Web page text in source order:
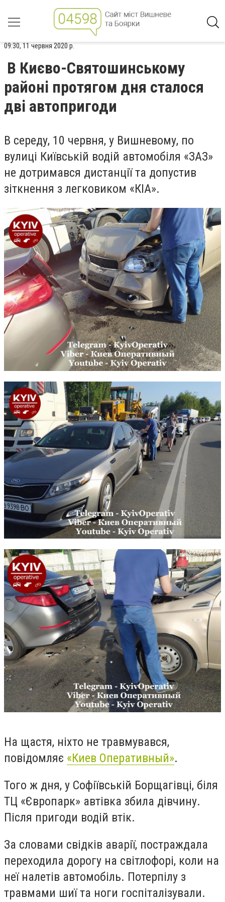
09:30, 11 червня 2020 р.
В Києво-Святошинському
районі протягом дня сталося
дві автопригоди
В середу, 10 червня, у Вишневому, по
вулиці Київській водій автомобіля «ЗАЗ»
не дотримався дистанції та допустив
зіткнення з легковиком «КІА».
На щастя, ніхто не травмувався,
повідомляє «Киев Оперативный».
Того ж дня, у Софіївській Борщагівці, біля
ТЦ «Європарк» автівка збила дівчину.
Після пригоди водій втік.
За словами свідків аварії, постраждала
переходила дорогу на світлофорі, коли на
неї налетів автомобіль. Потерпілу з
травмами шиї та ноги госпіталізували.